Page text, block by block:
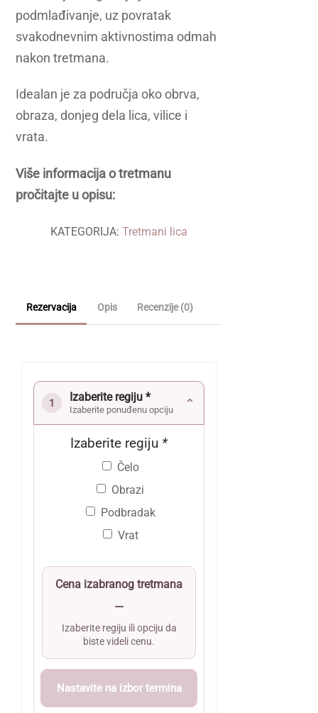
podmlađivanje, uz povratak
svakodnevnim aktivnostima odmah
nakon tretmana.
Idealan je za područja oko obrva,
obraza, donjeg dela lica, vilice i
vrata.
Više informacija o tretmanu
pročitajte u opisu:
KATEGORIJA:Tretmani lica
Rezervacija Opis Recenzije (0)
1 Izaberite regiju *
Izaberite ponuđenu opciju ⌄
Izaberite regiju *
Čelo
Obrazi
Podbradak
Vrat
Cena izabranog tretmana
—
Izaberite regiju ili opciju da
biste videli cenu.
Nastavite na izbor termina